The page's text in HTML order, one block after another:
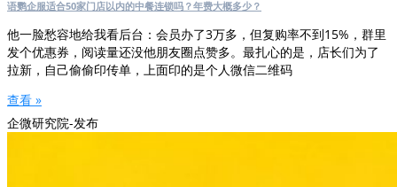
语鹦企服适合50家门店以内的中餐连锁吗？年费大概多少？
他一脸愁容地给我看后台：会员办了3万多，但复购率不到15%，群里
发个优惠券，阅读量还没他朋友圈点赞多。最扎心的是，店长们为了
拉新，自己偷偷印传单，上面印的是个人微信二维码
查看 »
企微研究院-发布